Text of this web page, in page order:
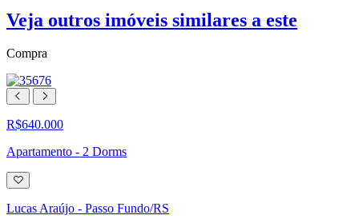
Veja outros imóveis similares a este
Compra
R$640.000
Apartamento - 2 Dorms
Adicionar
à
lista
de
Lucas Araújo - Passo Fundo/RS